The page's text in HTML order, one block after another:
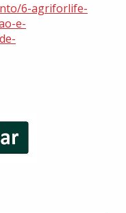
6-agriforlife-
e-
de-